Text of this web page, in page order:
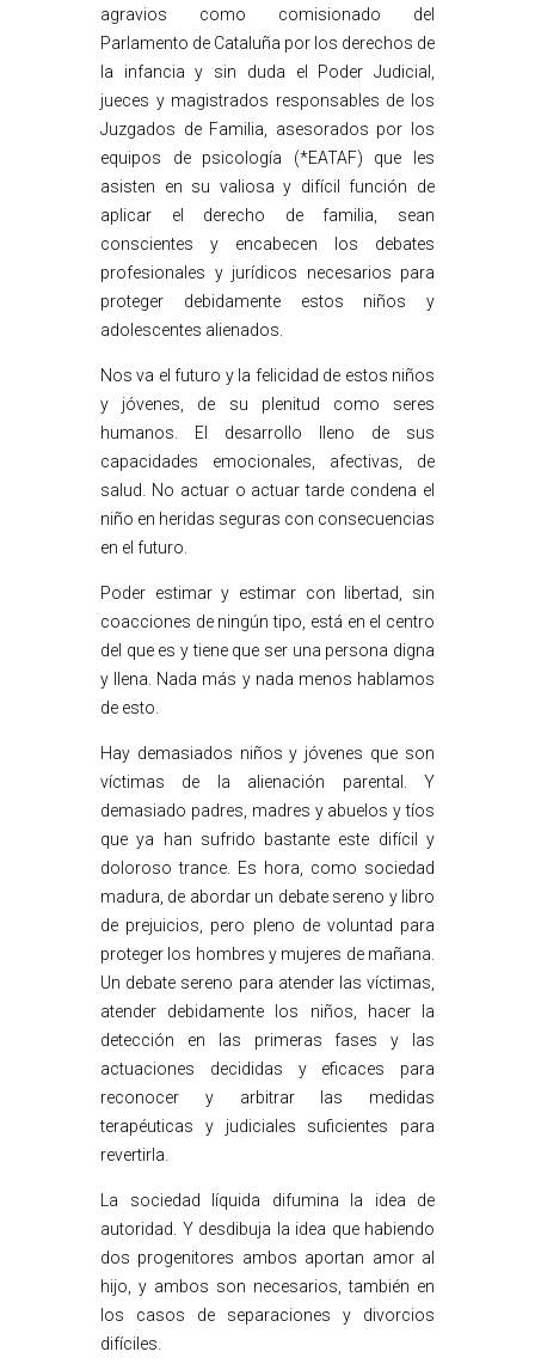
agravios como comisionado del
Parlamento de Cataluña por los derechos de
la infancia y sin duda el Poder Judicial,
jueces y magistrados responsables de los
Juzgados de Familia, asesorados por los
equipos de psicología (*EATAF) que les
asisten en su valiosa y difícil función de
aplicar el derecho de familia, sean
conscientes y encabecen los debates
profesionales y jurídicos necesarios para
proteger debidamente estos niños y
adolescentes alienados.
Nos va el futuro y la felicidad de estos niños
y jóvenes, de su plenitud como seres
humanos. El desarrollo lleno de sus
capacidades emocionales, afectivas, de
salud. No actuar o actuar tarde condena el
niño en heridas seguras con consecuencias
en el futuro.
Poder estimar y estimar con libertad, sin
coacciones de ningún tipo, está en el centro
del que es y tiene que ser una persona digna
y llena. Nada más y nada menos hablamos
de esto.
Hay demasiados niños y jóvenes que son
víctimas de la alienación parental. Y
demasiado padres, madres y abuelos y tíos
que ya han sufrido bastante este difícil y
doloroso trance. Es hora, como sociedad
madura, de abordar un debate sereno y libro
de prejuicios, pero pleno de voluntad para
proteger los hombres y mujeres de mañana.
Un debate sereno para atender las víctimas,
atender debidamente los niños, hacer la
detección en las primeras fases y las
actuaciones decididas y eficaces para
reconocer y arbitrar las medidas
terapéuticas y judiciales suficientes para
revertirla.
La sociedad líquida difumina la idea de
autoridad. Y desdibuja la idea que habiendo
dos progenitores ambos aportan amor al
hijo, y ambos son necesarios, también en
los casos de separaciones y divorcios
difíciles.